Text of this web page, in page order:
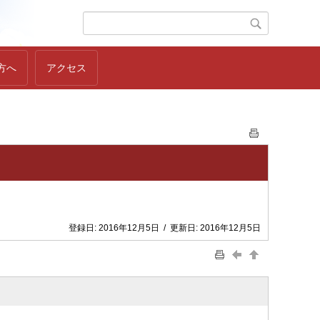
へ アクセス
登録日: 2016年12月5日 / 更新日: 2016年12月5日